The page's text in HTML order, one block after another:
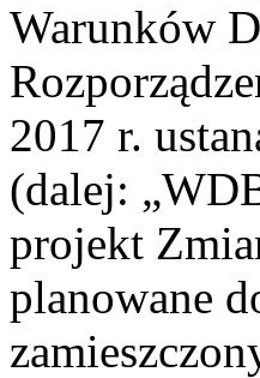
Warunków
2017 r.
(dalej:
projekt
planowane